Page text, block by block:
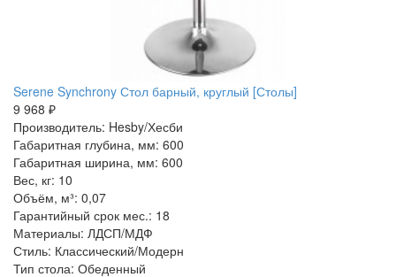
Serene Synchrony Стол барный, круглый [Столы]
9 968 ₽
Производитель: Hesby/Хесби
Габаритная глубина, мм: 600
Габаритная ширина, мм: 600
Вес, кг: 10
Объём, м³: 0,07
Гарантийный срок мес.: 18
Материалы: ЛДСП/МДФ
Стиль: Классический/Модерн
Тип стола: Обеденный